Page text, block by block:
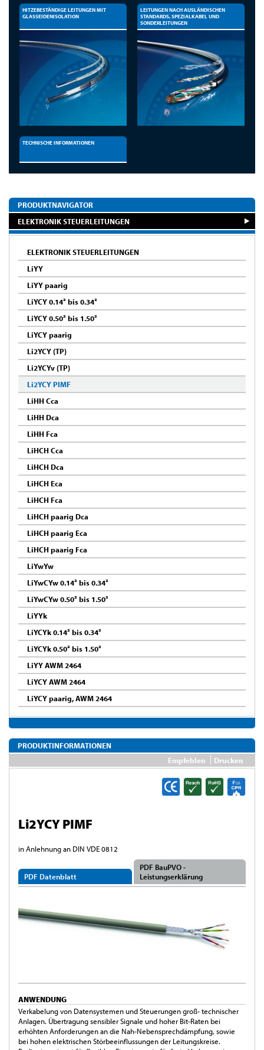
HITZEBESTÄNDIGE LEITUNGEN MIT
GLASSEIDENISOLATION
LEITUNGEN NACH AUSLÄNDISCHEN
STANDARDS, SPEZIALKABEL UND
SONDERLEITUNGEN
TECHNISCHE INFORMATIONEN
PRODUKTNAVIGATOR
ELEKTRONIK STEUERLEITUNGEN
ELEKTRONIK STEUERLEITUNGEN
LiYY
LiYY paarig
LiYCY 0.14² bis 0.34²
LiYCY 0.50² bis 1.50²
LiYCY paarig
Li2YCY (TP)
Li2YCYv (TP)
Li2YCY PIMF
LiHH Cca
LiHH Dca
LiHH Fca
LiHCH Cca
LiHCH Dca
LiHCH Eca
LiHCH Fca
LiHCH paarig Dca
LiHCH paarig Eca
LiHCH paarig Fca
LiYwYw
LiYwCYw 0.14² bis 0.34²
LiYwCYw 0.50² bis 1.50²
LiYYk
LiYCYk 0.14² bis 0.34²
LiYCYk 0.50² bis 1.50²
LiYY AWM 2464
LiYCY AWM 2464
LiYCY paarig, AWM 2464
PRODUKTINFORMATIONEN
Empfehlen
Drucken
Li2YCY PIMF
in Anlehnung an DIN VDE 0812
PDF Datenblatt
PDF BauPVO -
Leistungserklärung
ANWENDUNG
Verkabelung von Datensystemen und Steuerungen groß- technischer
Anlagen. Übertragung sensibler Signale und hoher Bit-Raten bei
erhöhten Anforderungen an die Nah-Nebensprechdämpfung, sowie
bei hohen elektrischen Störbeeinflussungen der Leitungskreise.